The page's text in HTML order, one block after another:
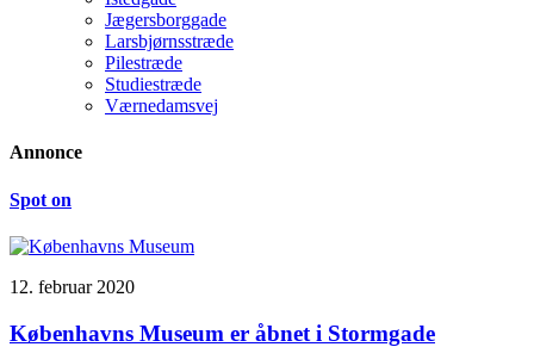
Jægersborggade
Larsbjørnsstræde
Pilestræde
Studiestræde
Værnedamsvej
Annonce
Spot on
12. februar 2020
Københavns Museum er åbnet i Stormgade